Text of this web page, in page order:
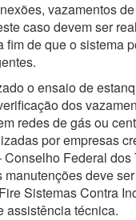
vazamentos
caso devem ser
fim de que o sistema
o ensaio de
dos
redes de gás ou
por empresas
Conselho Federal dos
manutenções deve
Sistemas Contra
assistência técnica.